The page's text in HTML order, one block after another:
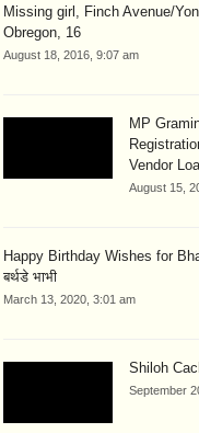
Missing girl, Finch Avenue/
Obregon, 16
August 18, 2016, 9:07 am
MP
Vendor
August 15,
Happy Birthday Wishes for
बर्थडे भाभी
March 13, 2020, 3:01 am
Shiloh
September